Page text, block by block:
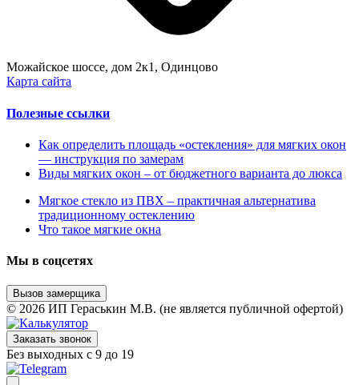
Можайское шоссе, дом 2к1, Одинцово
Карта сайта
Полезные ссылки
Как определить площадь «остекления» для мягких окон
— инструкция по замерам
Виды мягких окон – от бюджетного варианта до люкса
Мягкое стекло из ПВХ – практичная альтернатива
традиционному остеклению
Что такое мягкие окна
Мы в соцсетях
Вызов замерщика
© 2026 ИП Гераськин М.В. (не является публичной офертой)
Заказать звонок
Без выходных с 9 до 19